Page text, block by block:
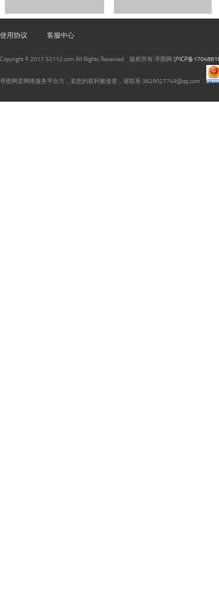
使用协议 客服中心
Copyright © 2017 52112.com All Rights Reserved 版权所有·寻图网 沪ICP备
寻图网是网络服务平台方，若您的权利被侵害，请联系 3629027749@qq.com